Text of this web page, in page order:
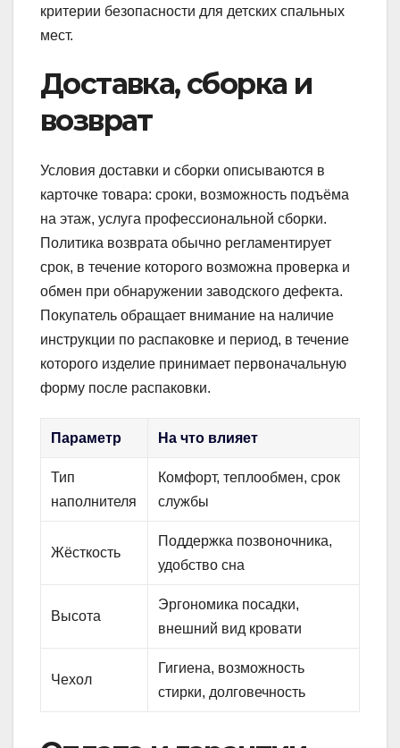
критерии безопасности для детских спальных
мест.
Доставка, сборка и
возврат
Условия доставки и сборки описываются в
карточке товара: сроки, возможность подъёма
на этаж, услуга профессиональной сборки.
Политика возврата обычно регламентирует
срок, в течение которого возможна проверка и
обмен при обнаружении заводского дефекта.
Покупатель обращает внимание на наличие
инструкции по распаковке и период, в течение
которого изделие принимает первоначальную
форму после распаковки.
Параметр На что влияет
Тип
наполнителя
Комфорт, теплообмен, срок
службы
Жёсткость
Поддержка позвоночника,
удобство сна
Высота
Эргономика посадки,
внешний вид кровати
Чехол
Гигиена, возможность
стирки, долговечность